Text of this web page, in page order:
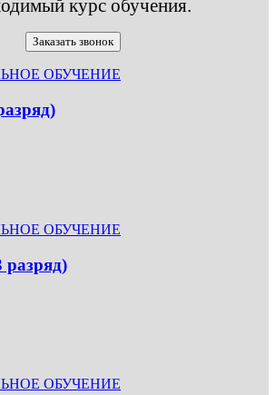
курс обучения.
Заказать звонок
ОБУЧЕНИЕ
ОБУЧЕНИЕ
разряд)
ОБУЧЕНИЕ